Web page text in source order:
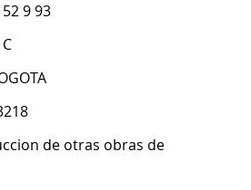
9 93
de otras obras de